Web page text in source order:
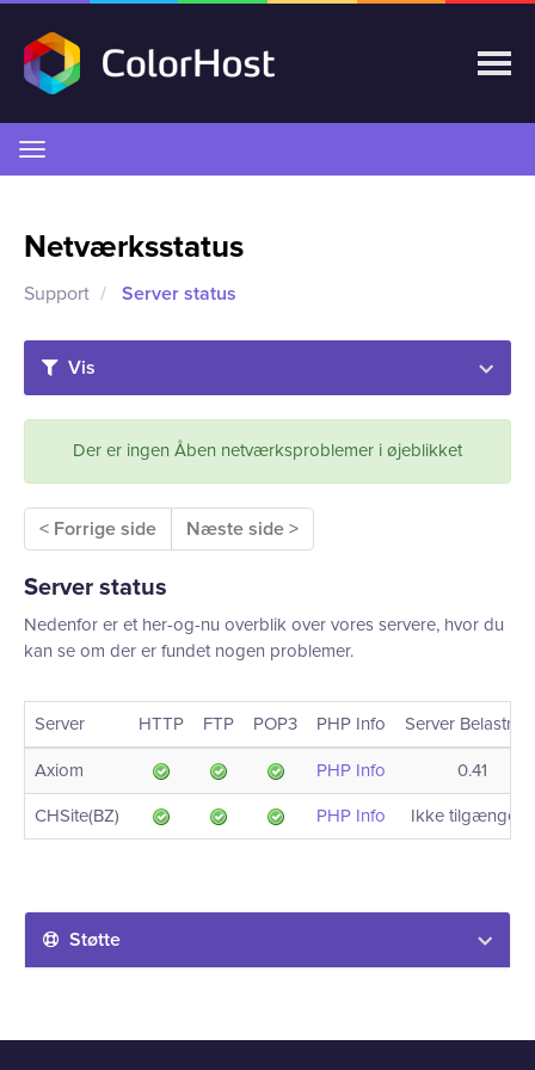
navigation
Netværksstatus
Support Server status
Vis
Der er ingen Åben netværksproblemer i øjeblikket
< Forrige side Næste side >
Server status
Nedenfor er et her-og-nu overblik over vores servere, hvor du
kan se om der er fundet nogen problemer.
Server HTTP FTP POP3 PHP Info Server
Axiom PHP Info 0.41
CHSite(BZ) PHP Info Ikke tilgængelig
Støtte